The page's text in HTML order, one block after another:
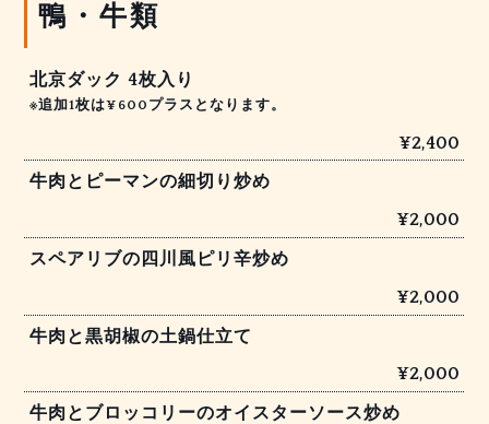
鴨・牛類
北京ダック 4枚入り
※追加1枚は¥600プラスとなります。
¥2,400
牛肉とピーマンの細切り炒め
¥2,000
スペアリブの四川風ピリ辛炒め
¥2,000
牛肉と黒胡椒の土鍋仕立て
¥2,000
牛肉とブロッコリーのオイスターソース炒め